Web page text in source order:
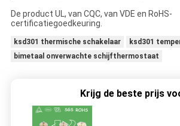
De product UL, van CQC, van VDE en RoHS-
certificatiegoedkeuring.
ksd301 thermische schakelaar
ksd301
bimetaal onverwachte schijfthermostaat
Krijg de beste prijs